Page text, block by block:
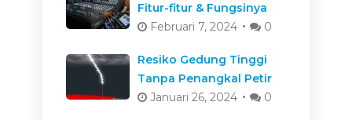
Fitur-fitur & Fungsinya
Februari 7, 2024
0
Resiko Gedung Tinggi
Tanpa Penangkal Petir
Januari 26, 2024
0